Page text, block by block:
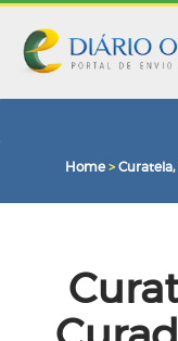
Home > Curatela,